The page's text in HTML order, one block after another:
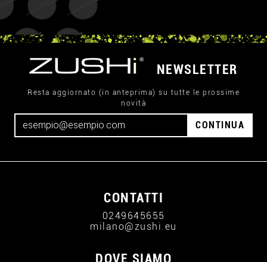
NEWSLETTER
Resta aggiornato (in anteprima) su tutte le prossime
novità
CONTINUA
CONTATTI
0249645655
milano@zushi.eu
DOVE SIAMO